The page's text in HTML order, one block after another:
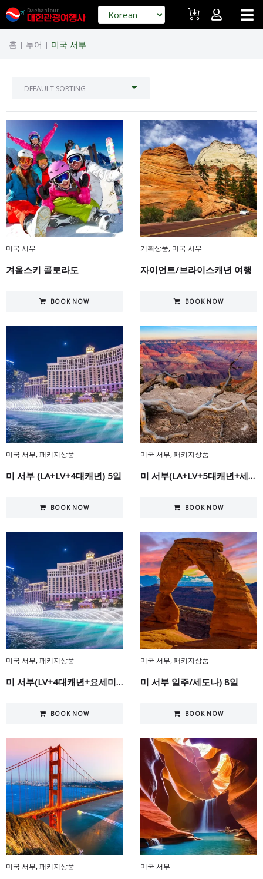
홈 | 투어 | 미국 서부
미국 서부
겨울스키 콜로라도
BOOK NOW
기획상품, 미국 서부
자이언트/브라이스캐년 여행
BOOK NOW
미국 서부,패키지상품
미 서부 (LA+LV+4대캐년) 5일
BOOK NOW
미국 서부,패키지상품
미 서부(LA+LV+5대캐년+세도나) 6일
BOOK NOW
미국 서부,패키지상품
미 서부(LV+4대캐년+요세미티+SF+LA) 8일
BOOK NOW
미국 서부,패키지상품
미 서부 일주/세도나) 8일
BOOK NOW
미국 서부,패키지상품 미국 서부